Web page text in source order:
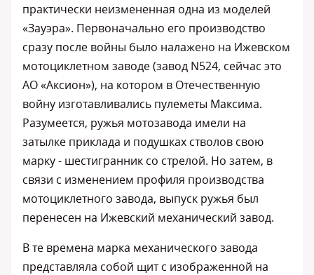
практически неизмененная одна из моделей
«Зауэра». Первоначально его производство
сразу после войны было налажено на Ижевском
мотоциклетном заводе (завод N524, сейчас это
АО «Аксион»), на котором в Отечественную
войну изготавливались пулеметы Максима.
Разумеется, ружья мотозавода имели на
затылке приклада и подушках стволов свою
марку - шестигранник со стрелой. Но затем, в
связи с изменением профиля производства
мотоциклетного завода, выпуск ружья был
перенесен на Ижевский механический завод.
В те времена марка механического завода
представляла собой щит с изображенной на